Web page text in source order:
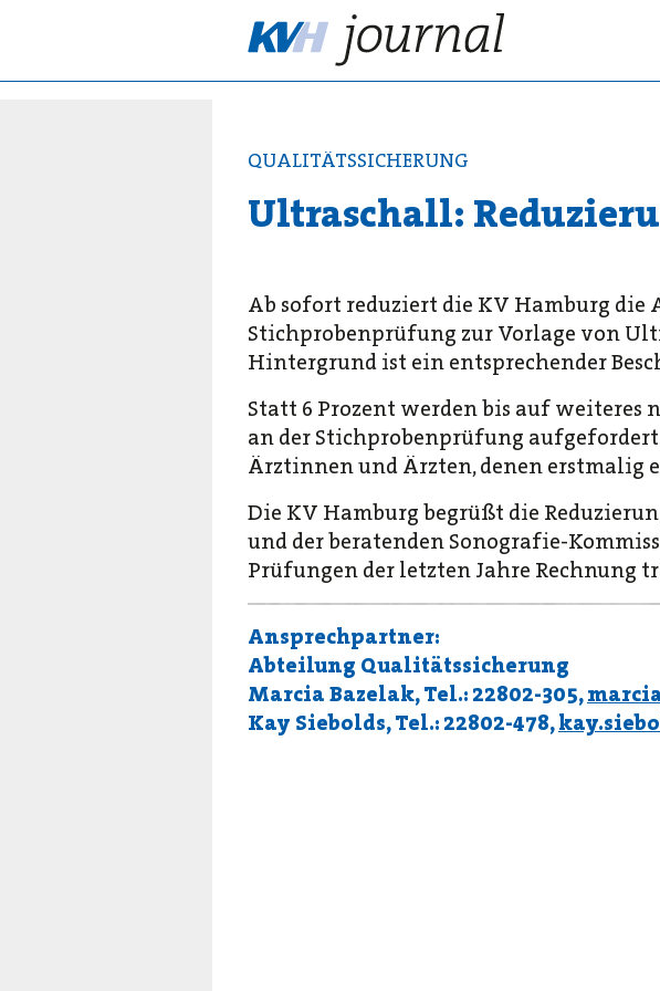
Ultraschall:
QUALITÄTSSICHERUNG
Ab sofort reduziert die KV Hamburg
Stichprobenprüfung zur Vorlage von
Hintergrund ist ein entsprechender
Statt 6 Prozent werden bis auf weiteres
an der Stichprobenprüfung
Ärztinnen und Ärzten, denen
Die KV Hamburg begrüßt die
und der beratenden Sonografie-
Prüfungen der letzten Jahre Rechnung
Ansprechpartner:
Abteilung Qualitätssicherung
Marcia Bazelak, Tel.: 22802-305,
Kay Siebolds, Tel.: 22802-478,